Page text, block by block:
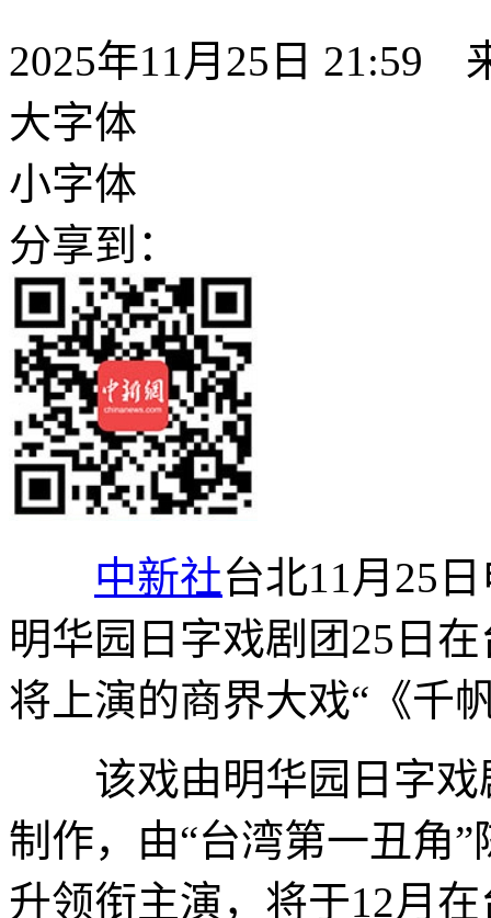
2025年11月25日 21:59
大字体
小字体
分享到：
中新社台北11月25
明华园日字戏剧团25日
将上演的商界大戏“《千
该戏由明华园日字戏
制作，由“台湾第一丑角
升领衔主演，将于12月